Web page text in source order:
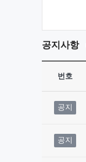
공지사항
번호
공지
공지